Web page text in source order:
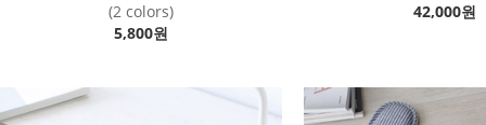
(2 colors)
5,800원
42,000원